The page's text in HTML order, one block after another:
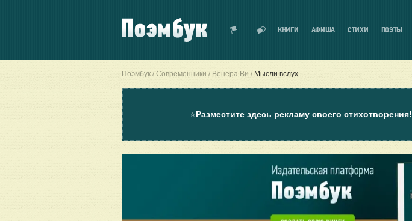
КНИГИ АФИША СТИХИ ПОЭТЫ
Поэмбук Современники Венера Ви Мысли вслух
⭐Разместите здесь рекламу своего стихотворения!